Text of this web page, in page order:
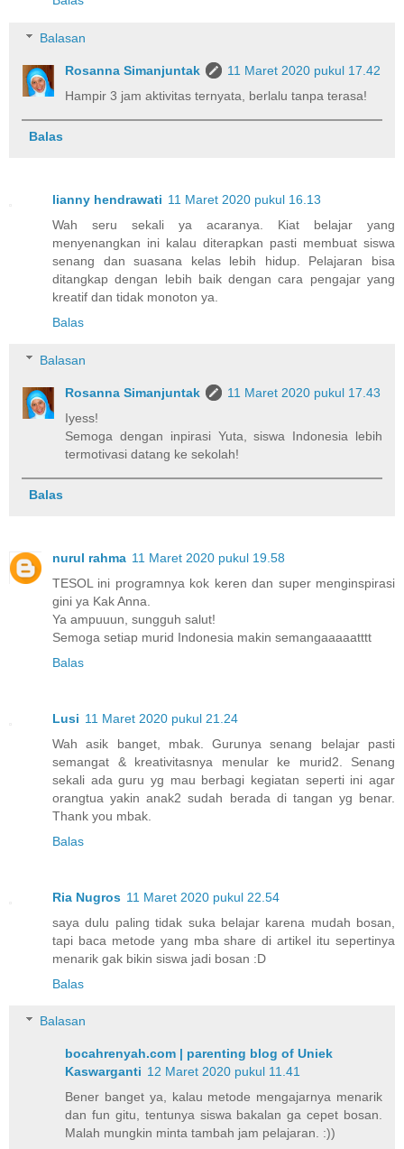
Balasan
Rosanna Simanjuntak
11 Maret 2020 pukul 17.42
Hampir 3 jam aktivitas ternyata, berlalu tanpa terasa!
Balas
lianny hendrawati 11 Maret 2020 pukul 16.13
Wah seru sekali ya acaranya. Kiat belajar yang
menyenangkan ini kalau diterapkan pasti membuat siswa
senang dan suasana kelas lebih hidup. Pelajaran bisa
ditangkap dengan lebih baik dengan cara pengajar yang
kreatif dan tidak monoton ya.
Balas
Balasan
Rosanna Simanjuntak
11 Maret 2020 pukul 17.43
Iyess!
Semoga dengan inpirasi Yuta, siswa Indonesia lebih
termotivasi datang ke sekolah!
Balas
nurul rahma 11 Maret 2020 pukul 19.58
TESOL ini programnya kok keren dan super menginspirasi
gini ya Kak Anna.
Ya ampuuun, sungguh salut!
Semoga setiap murid Indonesia makin semangaaaaatttt
Balas
Lusi 11 Maret 2020 pukul 21.24
Wah asik banget, mbak. Gurunya senang belajar pasti
semangat & kreativitasnya menular ke murid2. Senang
sekali ada guru yg mau berbagi kegiatan seperti ini agar
orangtua yakin anak2 sudah berada di tangan yg benar.
Thank you mbak.
Balas
Ria Nugros 11 Maret 2020 pukul 22.54
saya dulu paling tidak suka belajar karena mudah bosan,
tapi baca metode yang mba share di artikel itu sepertinya
menarik gak bikin siswa jadi bosan :D
Balas
Balasan
bocahrenyah.com | parenting blog of Uniek
Kaswarganti 12 Maret 2020 pukul 11.41
Bener banget ya, kalau metode mengajarnya menarik
dan fun gitu, tentunya siswa bakalan ga cepet bosan.
Malah mungkin minta tambah jam pelajaran. :))